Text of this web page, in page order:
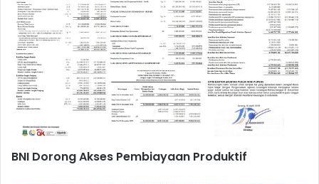
BNI Dorong Akses Pembiayaan Produktif